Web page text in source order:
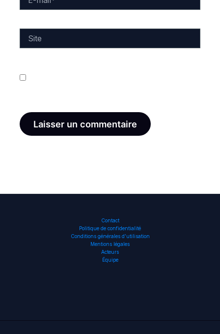
mail*
Contact
Politique de confidentialité
Conditions générales d’utilisation
Mentions légales
Acteurs
Équipe